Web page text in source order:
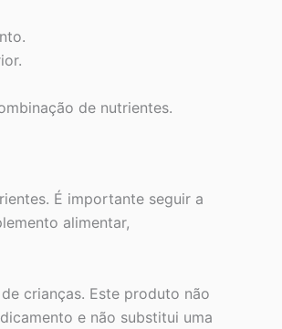
de nutrientes.
É importante seguir a
alimentar,
crianças. Este produto não
e não substitui uma